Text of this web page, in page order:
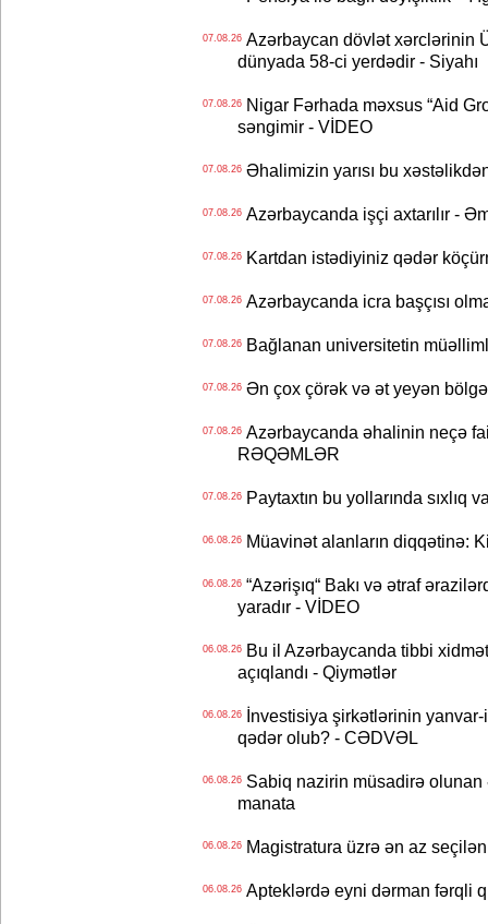
07.08.26Azərbaycan dövlət xərclərinin
dünyada 58-ci yerdədir - Siyahı
07.08.26Nigar Fərhada məxsus “Aid
səngimir - VİDEO
07.08.26Əhalimizin yarısı bu
07.08.26Azərbaycanda işçi axtarılır -
07.08.26Kartdan istədiyiniz qədər
07.08.26Azərbaycanda icra başçısı
07.08.26Bağlanan universitetin
07.08.26Ən çox çörək və ət yeyən
07.08.26Azərbaycanda əhalinin neçə
RƏQƏMLƏR
07.08.26Paytaxtın bu yollarında sıxlıq
06.08.26Müavinət alanların diqqətinə:
06.08.26“Azərişıq“ Bakı və ətraf
yaradır - VİDEO
06.08.26Bu il Azərbaycanda tibbi
açıqlandı - Qiymətlər
06.08.26İnvestisiya şirkətlərinin yanvar-
qədər olub? - CƏDVƏL
06.08.26Sabiq nazirin müsadirə olunan
manata
06.08.26Magistratura üzrə ən az
06.08.26Apteklərdə eyni dərman fərqli